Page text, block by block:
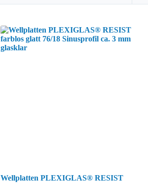
Wellplatten PLEXIGLAS® RESIST